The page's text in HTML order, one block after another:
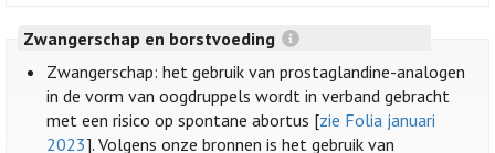
Zwangerschap en borstvoeding
Zwangerschap: het gebruik van prostaglandine-analogen
in de vorm van oogdruppels wordt in verband gebracht
met een risico op spontane abortus [zie Folia januari
2023]. Volgens onze bronnen is het gebruik van